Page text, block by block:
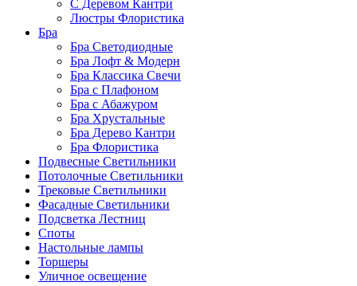
С Деревом Кантри
Люстры Флористика
Бра
Бра Светодиодные
Бра Лофт & Модерн
Бра Классика Свечи
Бра с Плафоном
Бра с Абажуром
Бра Хрустальные
Бра Дерево Кантри
Бра Флористика
Подвесные Светильники
Потолочные Светильники
Трековые Светильники
Фасадные Светильники
Подсветка Лестниц
Споты
Настольные лампы
Торшеры
Уличное освещение